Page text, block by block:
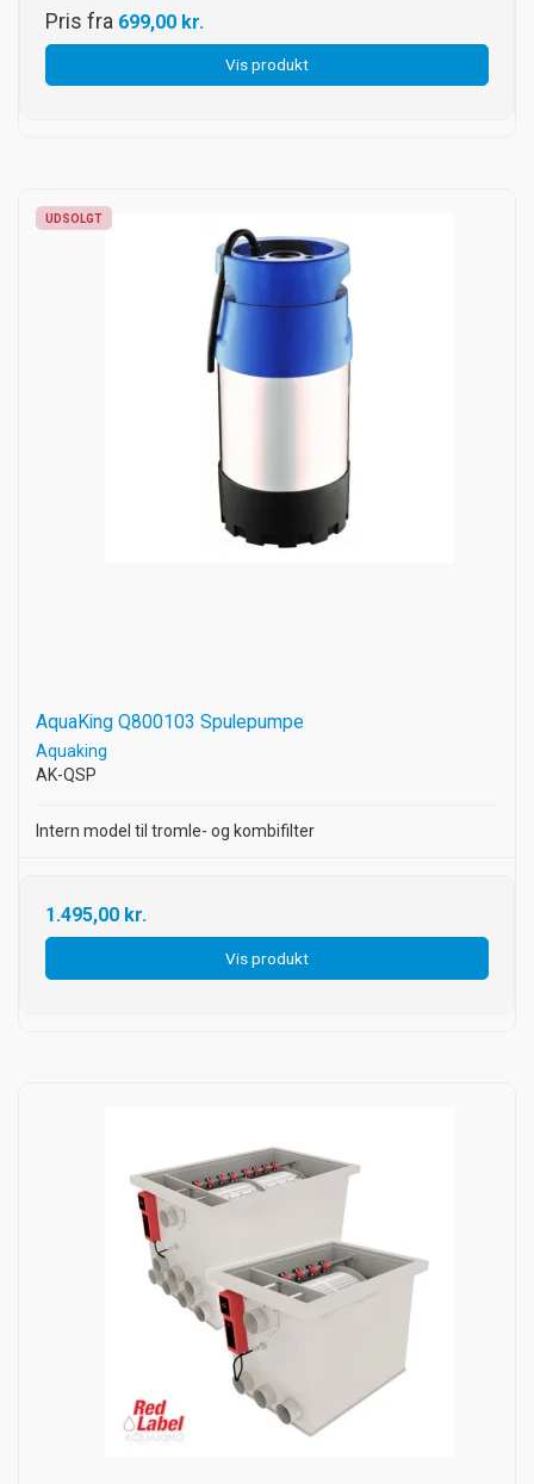
Pris fra 699,00 kr.
Vis produkt
UDSOLGT
AquaKing Q800103 Spulepumpe
Aquaking
AK-QSP
Intern model til tromle- og kombifilter
1.495,00 kr.
Vis produkt